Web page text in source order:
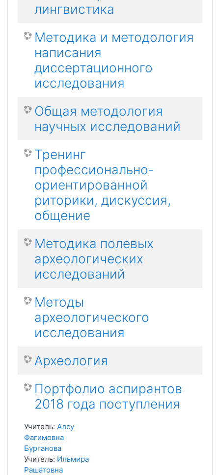
лингвистика
Методика и методология
написания
диссертационного
исследования
Общая методология
научных исследований
Тренинг
профессионально-
ориентированной
риторики, дискуссия,
общение
Методика полевых
археологических
исследований
Методы
археологического
исследования
Археология
Портфолио аспирантов
2018 года поступления
Учитель: Алсу
Фагимовна
Бурганова
Учитель: Ильмира
Рашатовна